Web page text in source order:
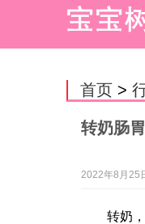
首页 >
转奶肠
2022年8月25
转奶